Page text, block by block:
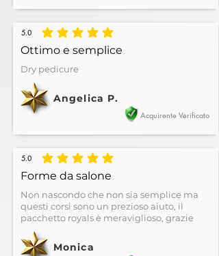
5.0
la valutazione media è 5 su 5
Ottimo e semplice
Dry pedicure
Angelica P.
Acquirente Verificato
5.0
la valutazione media è 5 su 5
Forme da salone
Non nascondo che non sia semplice ma
questi corsi sono un prezioso aiuto, il
pacchetto royals è meraviglioso, grazie
Monica